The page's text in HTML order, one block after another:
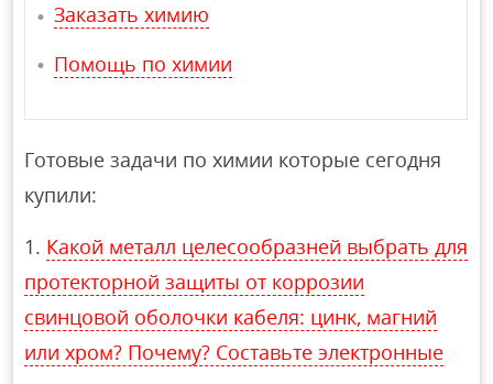
Заказать химию
Помощь по химии
Готовые задачи по химии которые сегодня
купили:
Какой металл целесообразней выбрать для
протекторной защиты от коррозии
свинцовой оболочки кабеля: цинк, магний
или хром? Почему? Составьте электронные